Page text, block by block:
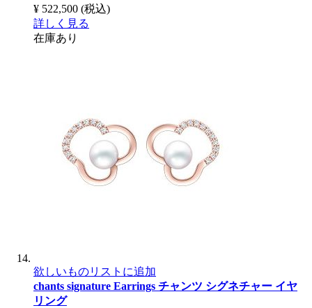
¥ 522,500 (税込)
詳しく見る
在庫あり
欲しいものリストに追加
chants signature Earrings チャンツ シグネチャー イヤ
リング